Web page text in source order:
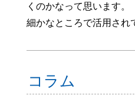
くのかなって思います。
細かなところで活用され
コラム